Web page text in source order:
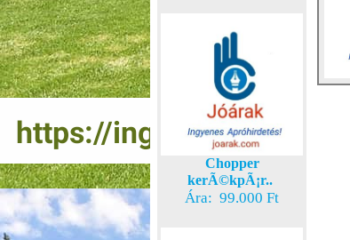
Chopper
kerÃ©kpÃ¡r..
Ára: 99.000 Ft